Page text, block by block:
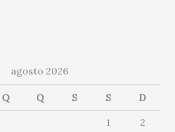
agosto 2026
Q Q S S D
1
2